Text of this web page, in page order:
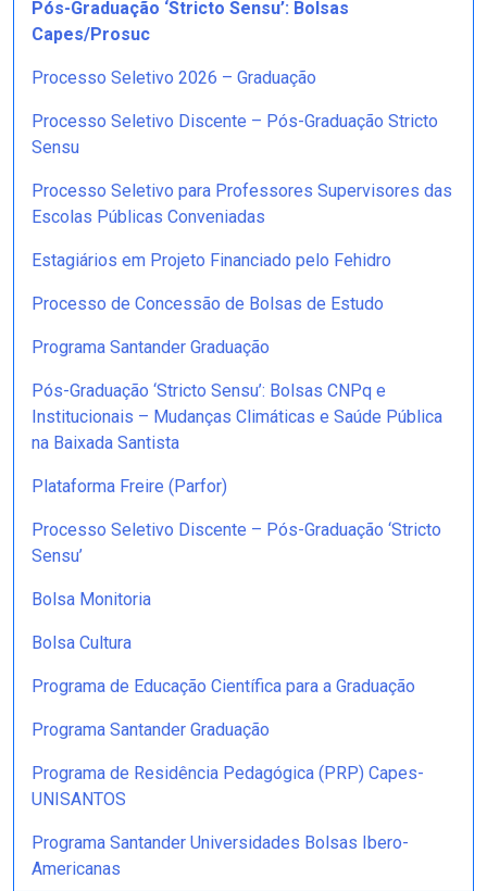
Pós-Graduação ‘Stricto Sensu’: Bolsas
Capes/Prosuc
Processo Seletivo 2026 – Graduação
Processo Seletivo Discente – Pós-Graduação Stricto
Sensu
Processo Seletivo para Professores Supervisores das
Escolas Públicas Conveniadas
Estagiários em Projeto Financiado pelo Fehidro
Processo de Concessão de Bolsas de Estudo
Programa Santander Graduação
Pós-Graduação ‘Stricto Sensu’: Bolsas CNPq e
Institucionais – Mudanças Climáticas e Saúde Pública
na Baixada Santista
Plataforma Freire (Parfor)
Processo Seletivo Discente – Pós-Graduação ‘Stricto
Sensu’
Bolsa Monitoria
Bolsa Cultura
Programa de Educação Científica para a Graduação
Programa Santander Graduação
Programa de Residência Pedagógica (PRP) Capes-
UNISANTOS
Programa Santander Universidades Bolsas Ibero-
Americanas